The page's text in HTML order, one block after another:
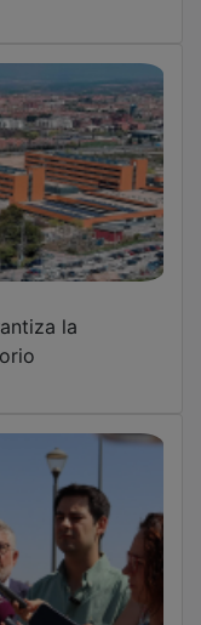
a la
a la sexta
Verano en